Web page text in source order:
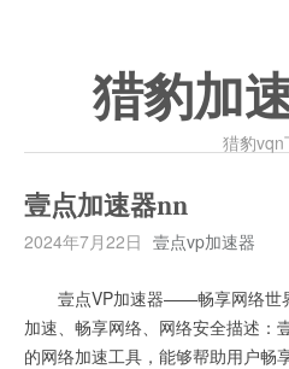
猎豹加
猎豹vqn
壹点加速器nn
2024年7月22日 壹点vp加速器
壹点VP加速器——畅享网络世
加速、畅享网络、网络安全描述：
的网络加速工具，能够帮助用户畅